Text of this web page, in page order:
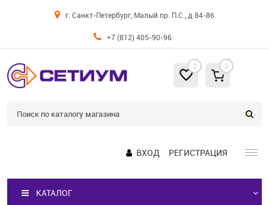
г. Санкт-Петербург, Малый пр. П.С., д 84-86
+7 (812) 405-90-96
0 0
ВХОД РЕГИСТРАЦИЯ
КАТАЛОГ